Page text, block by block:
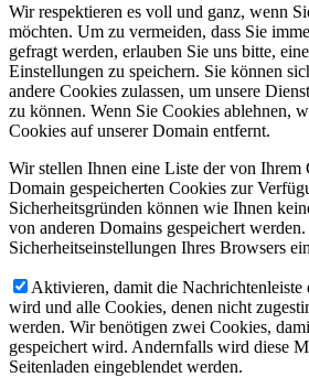
Wir respektieren es voll und ganz, wenn
möchten. Um zu vermeiden, dass Sie
gefragt werden, erlauben Sie uns bitte,
Einstellungen zu speichern. Sie können
andere Cookies zulassen, um unsere
zu können. Wenn Sie Cookies ablehnen,
Cookies auf unserer Domain entfernt.
Wir stellen Ihnen eine Liste der von Ihrem
Domain gespeicherten Cookies zur
Sicherheitsgründen können wie Ihnen
von anderen Domains gespeichert
Sicherheitseinstellungen Ihres Browsers
Aktivieren, damit die Nachrichtenleiste
wird und alle Cookies, denen nicht
werden. Wir benötigen zwei Cookies,
gespeichert wird. Andernfalls wird diese
Seitenladen eingeblendet werden.